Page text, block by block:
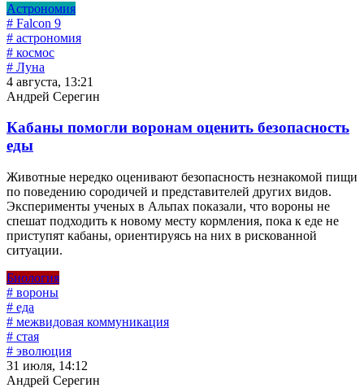
Астрономия
# Falcon 9
# астрономия
# космос
# Луна
4 августа, 13:21
Андрей Серегин
Кабаны помогли воронам оценить безопасность
еды
Животные нередко оценивают безопасность незнакомой пищи
по поведению сородичей и представителей других видов.
Эксперименты ученых в Альпах показали, что вороны не
спешат подходить к новому месту кормления, пока к еде не
приступят кабаны, ориентируясь на них в рискованной
ситуации.
Биология
# вороны
# еда
# межвидовая коммуникация
# стая
# эволюция
31 июля, 14:12
Андрей Серегин